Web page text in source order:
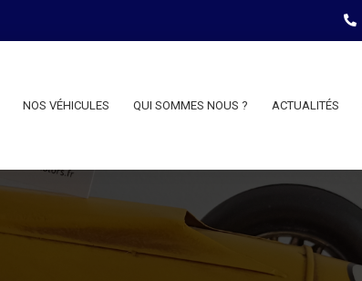
NOS VÉHICULES QUI SOMMES NOUS ? ACTUALITÉS